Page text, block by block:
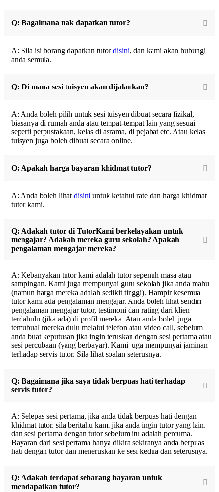
Q: Bagaimana nak dapatkan tutor?
A: Sila isi borang dapatkan tutordisini, dan kami akan hubungi
anda semula.
Q: Di mana sesi tuisyen akan dijalankan?
A: Anda boleh pilih untuk sesi tuisyen dibuat secara fizikal,
biasanya di rumah anda atau tempat-tempat lain yang sesuai
seperti perpustakaan, kelas di asrama, di pejabat etc. Atau kelas
tuisyen juga boleh dibuat secara online.
Q: Apakah harga bayaran khidmat tutor?
A: Anda boleh lihat disini untuk ketahui rate dan harga khidmat
tutor kami.
Q: Adakah tutor di TutorKami berkelayakan untuk
mengajar? Adakah mereka guru sekolah? Apakah
pengalaman mengajar mereka?
A: Kebanyakan tutor kami adalah tutor sepenuh masa atau
sampingan. Kami juga mempunyai guru sekolah jika anda mahu
(namun harga mereka adalah sedikit tinggi). Hampir kesemua
tutor kami ada pengalaman mengajar. Anda boleh lihat sendiri
pengalaman mengajar tutor, testimoni dan rating dari klien
terdahulu (jika ada) di profil mereka. Atau anda boleh juga
temubual mereka dulu melalui telefon atau video call, sebelum
anda buat keputusan jika ingin teruskan dengan sesi pertama atau
sesi percubaan (yang berbayar). Kami juga mempunyai jaminan
terhadap servis tutor. Sila lihat soalan seterusnya.
Q: Bagaimana jika saya tidak berpuas hati terhadap
servis tutor?
A: Selepas sesi pertama, jika anda tidak berpuas hati dengan
khidmat tutor, sila beritahu kami jika anda ingin tutor yang lain,
dan sesi pertama dengan tutor sebelum itu adalah percuma.
Bayaran dari sesi pertama hanya dikira sekiranya anda berpuas
hati dengan tutor dan meneruskan ke sesi kedua dan seterusnya.
Q: Adakah terdapat sebarang bayaran untuk
mendapatkan tutor?